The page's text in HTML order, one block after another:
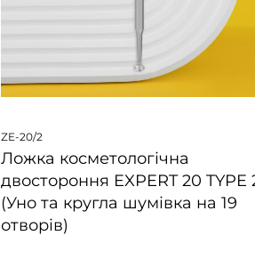
ZE-20/2
Ложка косметологічна
двостороння EXPERT 20 TYPE
(Уно та кругла шумівка на 19
отворів)